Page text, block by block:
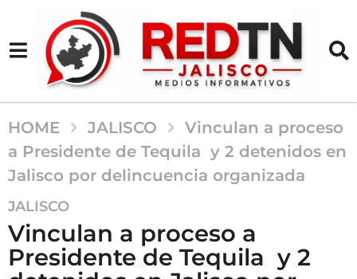
HOME JALISCO
Vinculan a proceso
a Presidente de Tequila y 2 detenidos en
Jalisco por delincuencia organizada
6
m
e
s
JALISCO
Vinculan a proceso a
Presidente de Tequila y 2